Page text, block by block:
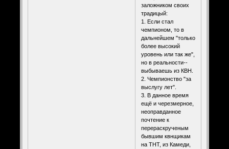
заложником своих
традицый:
1. Если стал
чемпионом, то в
дальнейшем "только
более высокий
уровень или так же",
но в реальности--
выбываешь из КВН.
2. Чемпионство "за
выслугу лет".
3. В данное время
ещё и черезмерное,
неоправданное
почтение к
перераскрученым
бывшим квнщикам
на ТНТ, из Камеди,